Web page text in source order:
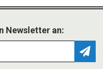
Newsletter an: